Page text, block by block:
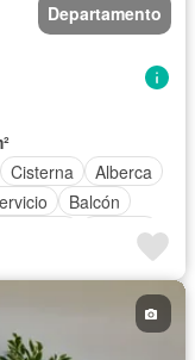
Departamento
Cisterna
Alberca
Balcón
Bodega